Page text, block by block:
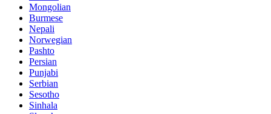
Mongolian
Burmese
Nepali
Norwegian
Pashto
Persian
Punjabi
Serbian
Sesotho
Sinhala